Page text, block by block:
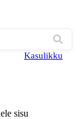
Kasulikku
sisu